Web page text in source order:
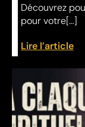
Découvrez
pour votre[…]
Lire l’article